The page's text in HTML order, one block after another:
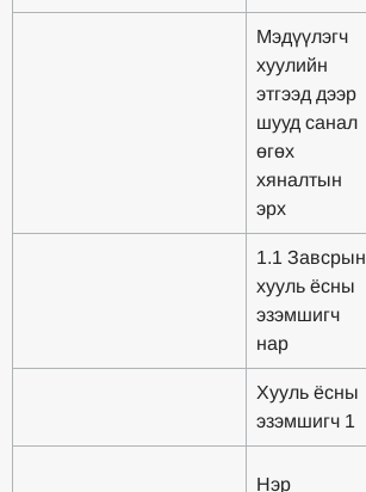
Мэдүүлэгч
хуулийн
этгээд дээр
шууд санал
өгөх
хяналтын
эрх
1.1 Завсрын
хууль ёсны
эзэмшигч
нар
Хууль ёсны
эзэмшигч 1
Нэр